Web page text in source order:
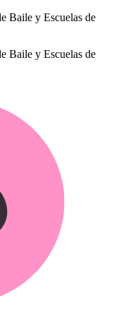
Baile y Escuelas de
Baile y Escuelas de